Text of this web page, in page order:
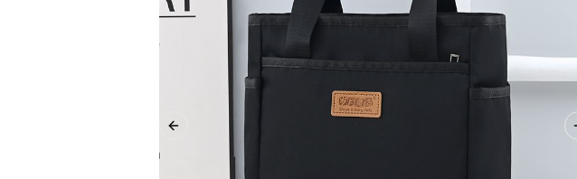
Previous slide